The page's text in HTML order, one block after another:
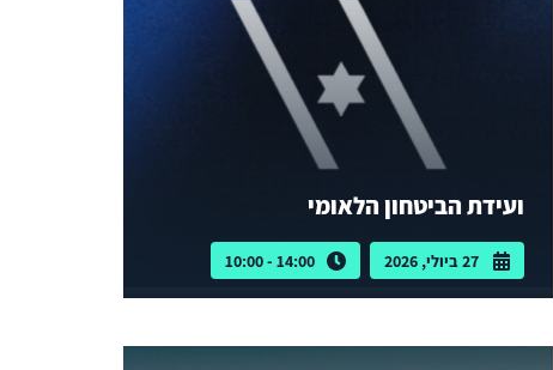
ועידת הביטחון הלאומי
27 ביולי, 2026 14:00 - 10:00